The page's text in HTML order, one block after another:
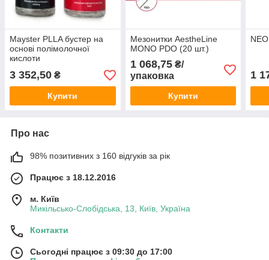
Mayster PLLA бустер на
основі полімолочної
кислоти
3 352,50 ₴
Купити
Мезонитки AestheLine
MONO PDO (20 шт.)
1 068,75₴/
упаковка
Купити
1
Про нас
98% позитивних з 160 відгуків за рік
Працює з 18.12.2016
м. Київ
Микільсько-Слобідська, 13, Київ, Україна
Контакти
Сьогодні працює з 09:30 до 17:00